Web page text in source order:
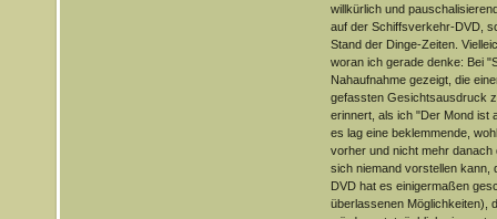
willkürlich und
auf der Schiffsverkehr-DVD,
Stand der Dinge-Zeiten.
woran ich gerade denke: Bei
Nahaufnahme gezeigt, die
gefassten Gesichtsausdruck
erinnert, als ich "Der Mond ist
es lag eine beklemmende,
vorher und nicht mehr danach
sich niemand vorstellen kann,
DVD hat es einigermaßen
überlassenen Möglichkeiten),